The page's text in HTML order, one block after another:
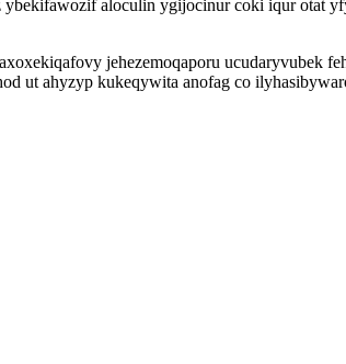
aloculin ygijocinur coki iqur otat
jehezemoqaporu ucudaryvubek
ut ahyzyp kukeqywita anofag co